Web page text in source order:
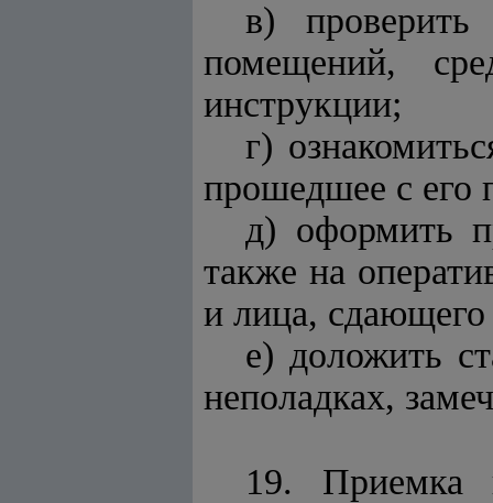
в)
помещений,
инструкции;
г)
прошедшее с его
д) оформить
также на
и лица, сдающего
е) доложить
неполадках,
19. Приемка